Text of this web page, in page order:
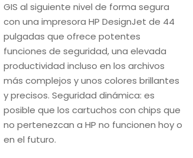
GIS al siguiente nivel de forma segura
con una impresora HP DesignJet de 44
pulgadas que ofrece potentes
funciones de seguridad, una elevada
productividad incluso en los archivos
más complejos y unos colores brillantes
y precisos. Seguridad dinámica: es
posible que los cartuchos con chips que
no pertenezcan a HP no funcionen hoy o
en el futuro.